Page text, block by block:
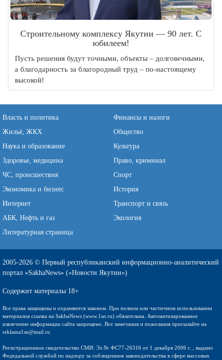
Строительному комплексу Якутии — 90 лет. С
юбилеем!
Пусть решения будут точными, объекты – долговечными,
а благодарность за благородный труд – по-настоящему
высокой!
Власть и политика
Финансы и налоги
Жильё, ЖКХ
Общество
Наука и образование
Культура
Здоровье, медицина
Право, криминал
ЧС, происшествия
Спорт
Экономика и бизнес
История
Интернет
Транспорт и связь
АБК, Нефть и газ
Экология
Литературная страница
2005-2026 © Первый республиканский информационно-аналитический
портал «SakhaNews» («Новости Якутии»)
Содержит материалы 18+
Все права защищены и охраняются законом. При полном или частичном использовании
материалов ссылка на SakhaNews (www.1sn.ru) обязательна. Автоматизированное
извлечение информации сайта запрещено. Все замечания и пожелания присылайте на
reklama1sn@mail.ru
Регистрационное свидетельство СМИ: Эл № ФС77-26316 от 1 декабря 2006 г. , выдано
Федедальной службой по надзору за соблюдением законодательства в сфере массовых